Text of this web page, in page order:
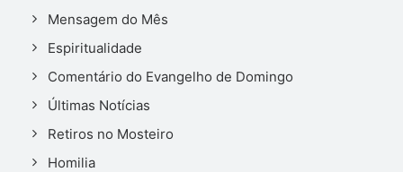
Mensagem do Mês
Espiritualidade
Comentário do Evangelho de Domingo
Últimas Notícias
Retiros no Mosteiro
Homilia